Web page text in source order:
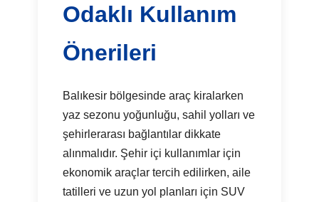
Odaklı Kullanım
Önerileri
Balıkesir bölgesinde araç kiralarken
yaz sezonu yoğunluğu, sahil yolları ve
şehirlerarası bağlantılar dikkate
alınmalıdır. Şehir içi kullanımlar için
ekonomik araçlar tercih edilirken, aile
tatilleri ve uzun yol planları için SUV